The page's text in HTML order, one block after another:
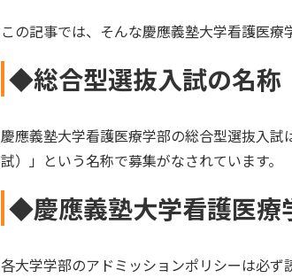
この記事では、そんな慶應義塾大学看護医
◆総合型選抜入試の名称
慶應義塾大学看護医療学部の総合型選抜入
試）」という名称で募集がなされています。
◆慶應義塾大学看護医療
各大学学部のアドミッションポリシーは必